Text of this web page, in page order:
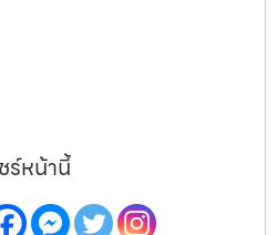
ร์หน้านี้